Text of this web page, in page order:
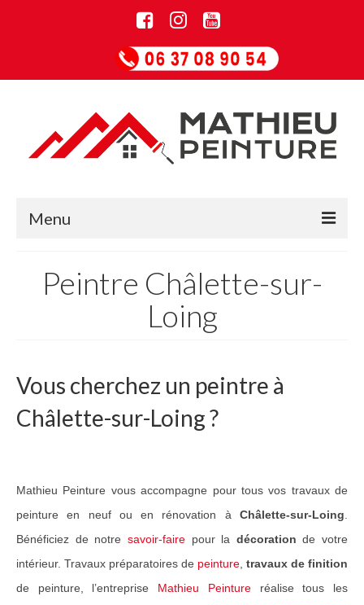
Menu
Informations
Entreprise de rénovation
Guide Peintures
Nos services
Réalisation de sols
Réalisations Travaux
Nos travaux pour particuliers
Peintre Châlette-sur-
Loing
Vous cherchez un peintre à
Châlette-sur-Loing ?
Mathieu Peinture vous accompagne pour tous vos travaux de
peinture en neuf ou en rénovation à Châlette-sur-Loing
Bénéficiez de notre savoir-fairepour la décoration de votre
intérieur. Travaux préparatoires de peinture travaux de finition
de peinture, l’entreprise Mathieu Peintureréalise tous les